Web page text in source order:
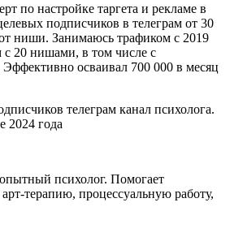
по настройке таргета и рекламе в
подписчиков в телеграм от 30
ниши. Занимаюсь трафиком с 2019
с 20 нишами, в том числе с
осваивал 700 000 в месяц
телеграм канал психолога.
2024 года
психолог. Помогает
арт-терапию, процессуальную работу,